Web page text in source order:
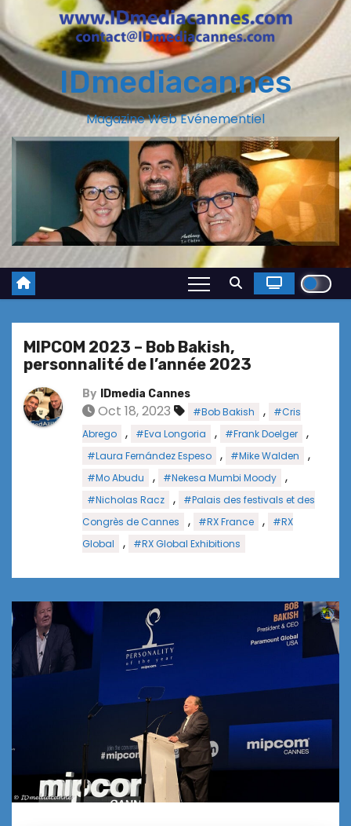
IDmediacannes
Magazine Web Evénementiel
MIPCOM 2023 – Bob Bakish,
personnalité de l’année 2023
By IDmedia Cannes
Oct 18, 2023 #Bob Bakish ,
#Cris
Abrego
, #Eva Longoria , #Frank Doelger ,
#Laura Fernández Espeso , #Mike Walden ,
#Mo Abudu , #Nekesa Mumbi Moody ,
#Nicholas Racz ,
#Palais des festivals et des
Congrès de Cannes
, #RX France ,
#RX
Global
, #RX Global Exhibitions